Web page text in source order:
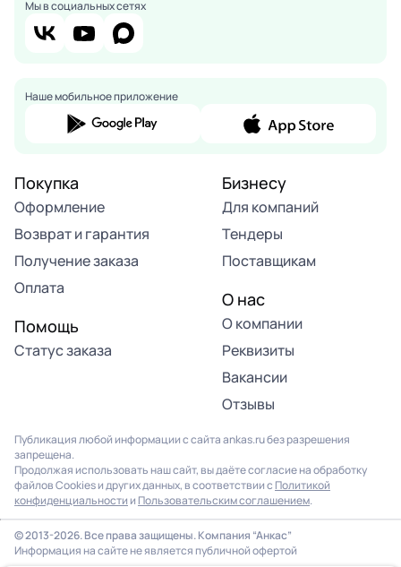
Мы в социальных сетях
Наше мобильное приложение
Покупка
Оформление
Возврат и гарантия
Получение заказа
Оплата
Помощь
Статус заказа
Бизнесу
Для компаний
Тендеры
Поставщикам
О нас
О компании
Реквизиты
Вакансии
Отзывы
Публикация любой информации с сайта ankas.ru без разрешения
запрещена.
Продолжая использовать наш сайт, вы даёте согласие на обработку
файлов Cookies и других данных, в соответствии с Политикой
конфиденциальности и Пользовательским соглашением.
© 2013-2026. Все права защищены. Компания “Анкас”
Информация на сайте не является публичной офертой